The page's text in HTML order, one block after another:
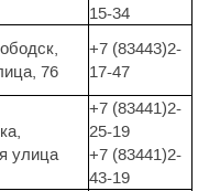
15-34
76
+7 (83443)2-
17-47
улица
+7 (83441)2-
25-19
+7 (83441)2-
43-19